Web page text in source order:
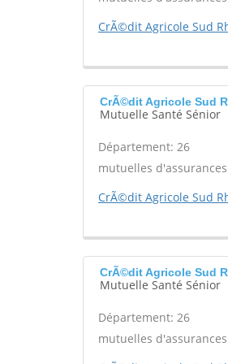
CrÃ©dit Agricole Sud
CrÃ©dit Agricole Sud
Mutuelle Santé Sénior
Département: 26
mutuelles d'assurances
CrÃ©dit Agricole Sud
CrÃ©dit Agricole Sud
Mutuelle Santé Sénior
Département: 26
mutuelles d'assurances